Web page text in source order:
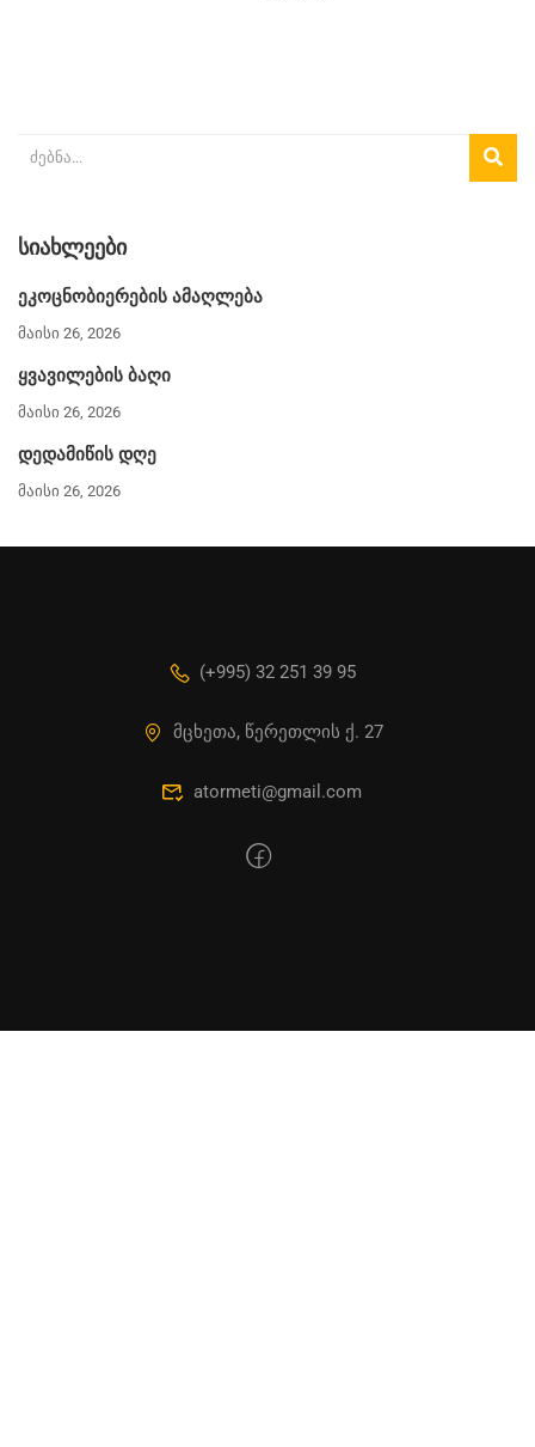
ᲡᲘᲐᲮᲚᲔᲔᲑᲘ
ეკოცნობიერების ამაღლება
მაისი 26, 2026
ყვავილების ბაღი
მაისი 26, 2026
დედამიწის დღე
მაისი 26, 2026
(+995) 32 251 39 95
მცხეთა, წერეთლის ქ. 27
atormeti@gmail.com